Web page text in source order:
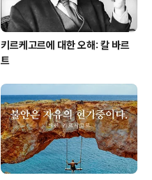
키르케고르에 대한 오해: 칼 바르
트